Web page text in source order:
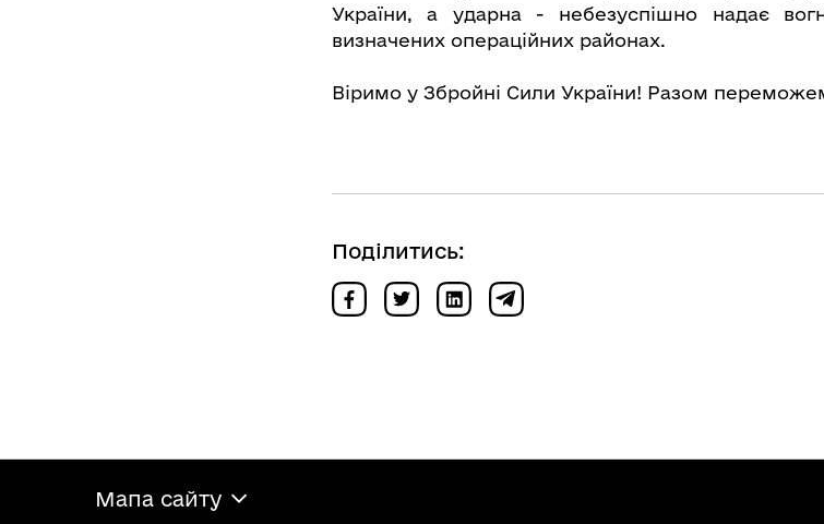
України, а ударна - небезуспішно надає
визначених операційних районах.
Віримо у Збройні Сили України! Разом
Поділитись:
Мапа сайту